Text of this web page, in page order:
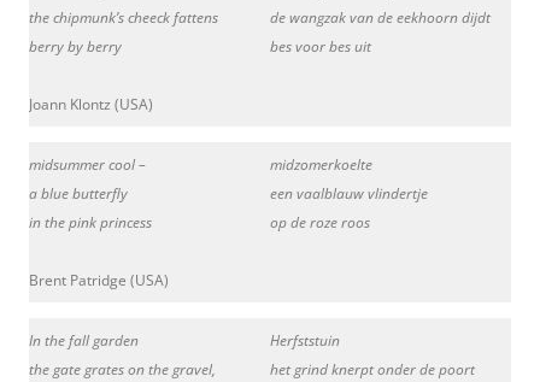
the chipmunk’s cheeck fattens
berry by berry
Joann Klontz (USA)
de wangzak van de eekhoorn dijdt
bes voor bes uit
midsummer cool –
a blue butterfly
in the pink princess
Brent Patridge (USA)
midzomerkoelte
een vaalblauw vlindertje
op de roze roos
In the fall garden
the gate grates on the gravel,
Herfststuin
het grind knerpt onder de poort